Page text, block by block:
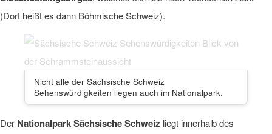
(Dort heißt es dann Böhmische Schweiz).
Nicht alle der Sächsische Schweiz
Sehenswürdigkeiten liegen auch im Nationalpark.
Der Nationalpark Sächsische Schweiz liegt innerhalb des